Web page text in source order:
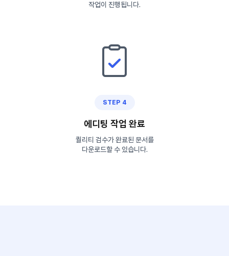
작업이 진행됩니다.
STEP 4
에디팅 작업 완료
퀄리티 검수가 완료된 문서를
다운로드할 수 있습니다.